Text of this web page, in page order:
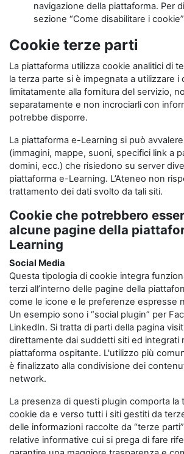
navigazione della piattaforma. Per
sezione “Come disabilitare i
Cookie terze parti
La piattaforma utilizza cookie analitici di
la terza parte si è impegnata a utilizzare i
limitatamente alla fornitura del servizio,
separatamente e non incrociarli con
potrebbe disporre.
La piattaforma e-Learning si può
(immagini, mappe, suoni, specifici link a
domini, ecc.) che risiedono su server
piattaforma e-Learning. L’Ateneo non
trattamento dei dati svolto da tali siti.
Cookie che potrebbero
alcune pagine della
Learning
Social Media
Questa tipologia di cookie integra
terzi all’interno delle pagine della
come le icone e le preferenze espresse
Un esempio sono i “social plugin” per
LinkedIn. Si tratta di parti della pagina
direttamente dai suddetti siti ed integrati
piattaforma ospitante. L'utilizzo più
è finalizzato alla condivisione dei
network.
La presenza di questi plugin comporta la
cookie da e verso tutti i siti gestiti da
delle informazioni raccolte da “terze
relative informative cui si prega di fare